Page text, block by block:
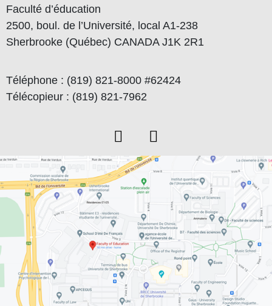
Faculté d’éducation
2500, boul. de l’Université, local A1-238
Sherbrooke (Québec) CANADA J1K 2R1
Téléphone : (819) 821-8000 #62424
Télécopieur : (819) 821-7962